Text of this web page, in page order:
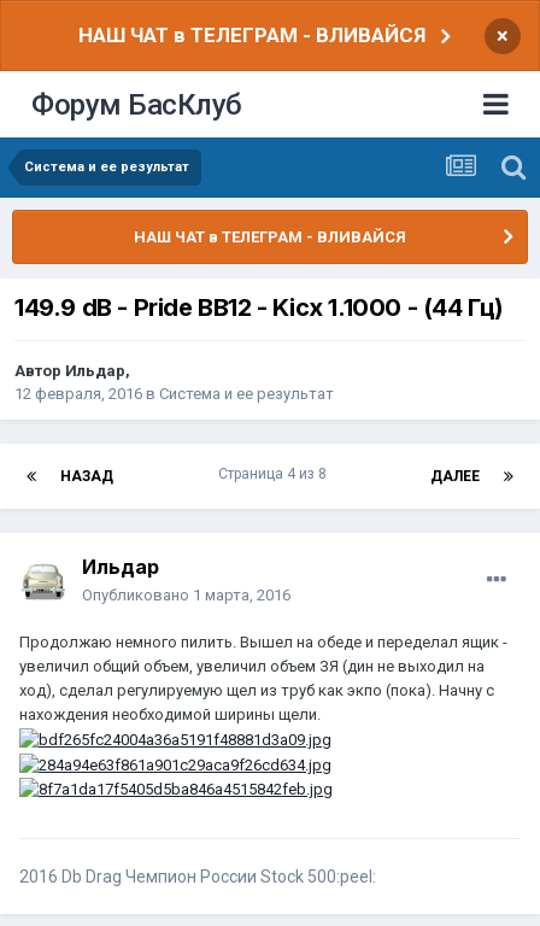
НАШ ЧАТ в ТЕЛЕГРАМ - ВЛИВАЙСЯ ×
Форум БасКлуб
Система и ее результат
НАШ ЧАТ в ТЕЛЕГРАМ - ВЛИВАЙСЯ
149.9 dB - Pride BB12 - Kicx 1.1000 - (44 Гц)
Автор Ильдар,
12 февраля, 2016 в Система и ее результат
НАЗАД ДАЛЕЕ
Страница 4 из 8
Ильдар
Опубликовано 1 марта, 2016
Продолжаю немного пилить. Вышел на обеде и переделал ящик -
увеличил общий объем, увеличил объем ЗЯ (дин не выходил на
ход), сделал регулируемую щел из труб как экпо (пока). Начну с
нахождения необходимой ширины щели.
2016 Db Drag Чемпион России Stock 500:peel: